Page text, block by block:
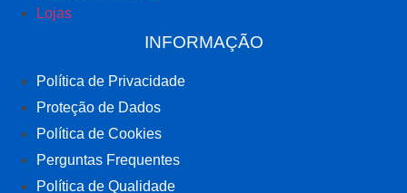
Lojas
INFORMAÇÃO
Política de Privacidade
Proteção de Dados
Política de Cookies
Perguntas Frequentes
Política de Qualidade